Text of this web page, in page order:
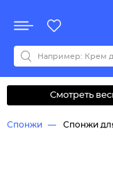
Все бренды
0-9ABCDEFGHIJKLM
Смотреть
Спонжи Спонжи